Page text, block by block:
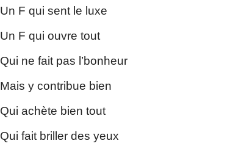
Un F qui sent le luxe
Un F qui ouvre tout
Qui ne fait pas l’bonheur
Mais y contribue bien
Qui achète bien tout
Qui fait briller des yeux